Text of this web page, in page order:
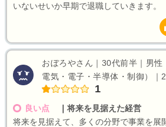
いないせいか早期で退職していきます。
おぼろやさん｜30代前半｜男性
電気・電子・半導体・制御）｜
1
良い点
将来を見据えた経営
将来を見据えて、多くの分野で事業を展